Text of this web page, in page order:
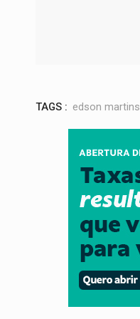
TAGS : edson martins